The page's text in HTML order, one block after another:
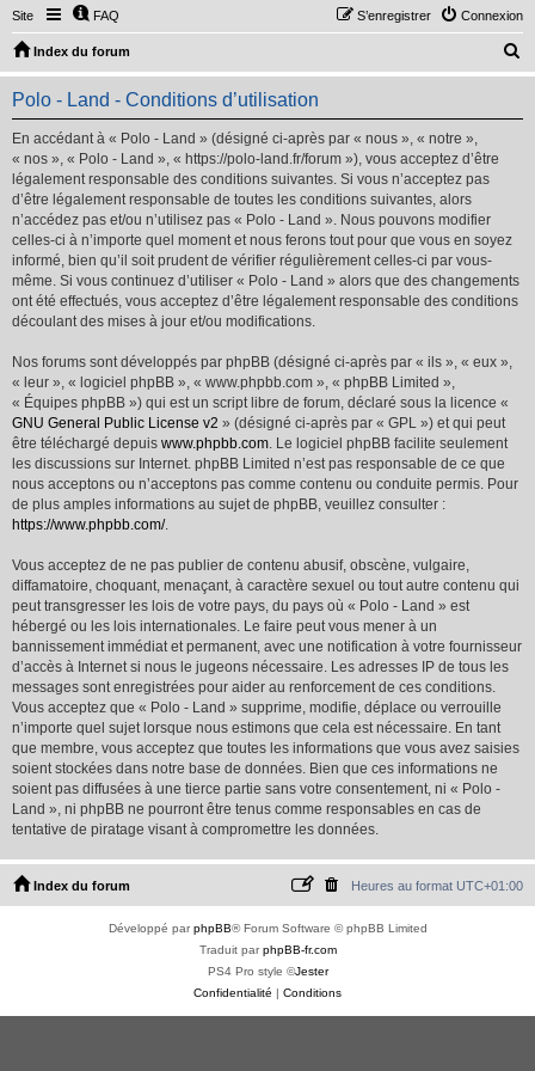
Site FAQ Connexion
S’enregistrer
Index du forum
e
Polo - Land - Conditions d’utilisation
En accédant à « Polo - Land » (désigné ci-après par « nous », « notre »,
« nos », « Polo - Land », « https://polo-land.fr/forum »), vous acceptez d’être
légalement responsable des conditions suivantes. Si vous n’acceptez pas
d’être légalement responsable de toutes les conditions suivantes, alors
n’accédez pas et/ou n’utilisez pas « Polo - Land ». Nous pouvons modifier
celles-ci à n’importe quel moment et nous ferons tout pour que vous en soyez
informé, bien qu’il soit prudent de vérifier régulièrement celles-ci par vous-
même. Si vous continuez d’utiliser « Polo - Land » alors que des changements
ont été effectués, vous acceptez d’être légalement responsable des conditions
découlant des mises à jour et/ou modifications.
Nos forums sont développés par phpBB (désigné ci-après par « ils », « eux »,
« leur », « logiciel phpBB », « www.phpbb.com », « phpBB Limited »,
« Équipes phpBB ») qui est un script libre de forum, déclaré sous la licence «
GNU General Public License v2 » (désigné ci-après par « GPL ») et qui peut
être téléchargé depuis www.phpbb.com. Le logiciel phpBB facilite seulement
les discussions sur Internet. phpBB Limited n’est pas responsable de ce que
nous acceptons ou n’acceptons pas comme contenu ou conduite permis. Pour
de plus amples informations au sujet de phpBB, veuillez consulter :
https://www.phpbb.com/.
Vous acceptez de ne pas publier de contenu abusif, obscène, vulgaire,
diffamatoire, choquant, menaçant, à caractère sexuel ou tout autre contenu qui
peut transgresser les lois de votre pays, du pays où « Polo - Land » est
hébergé ou les lois internationales. Le faire peut vous mener à un
bannissement immédiat et permanent, avec une notification à votre fournisseur
d’accès à Internet si nous le jugeons nécessaire. Les adresses IP de tous les
messages sont enregistrées pour aider au renforcement de ces conditions.
Vous acceptez que « Polo - Land » supprime, modifie, déplace ou verrouille
n’importe quel sujet lorsque nous estimons que cela est nécessaire. En tant
que membre, vous acceptez que toutes les informations que vous avez saisies
soient stockées dans notre base de données. Bien que ces informations ne
soient pas diffusées à une tierce partie sans votre consentement, ni « Polo -
Land », ni phpBB ne pourront être tenus comme responsables en cas de
tentative de piratage visant à compromettre les données.
Index du forum Heures au format UTC+01:00
Développé parphpBB® Forum Software © phpBB Limited
Traduit parphpBB-fr.com
PS4 Pro style ©Jester
Confidentialité | Conditions